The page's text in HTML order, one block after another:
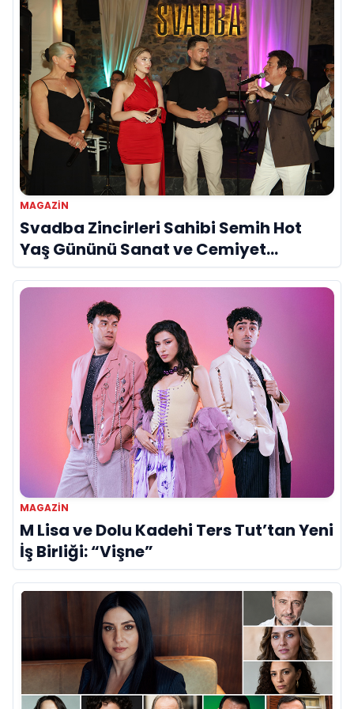
MAGAZIN
Svadba Zincirleri Sahibi Semih Hot
Yaş Gününü Sanat ve Cemiyet
Dünyasının Ünlü İsimleriyle Kutladı!
MAGAZIN
M Lisa ve Dolu Kadehi Ters Tut’tan Yeni
İş Birliği: “Vişne”